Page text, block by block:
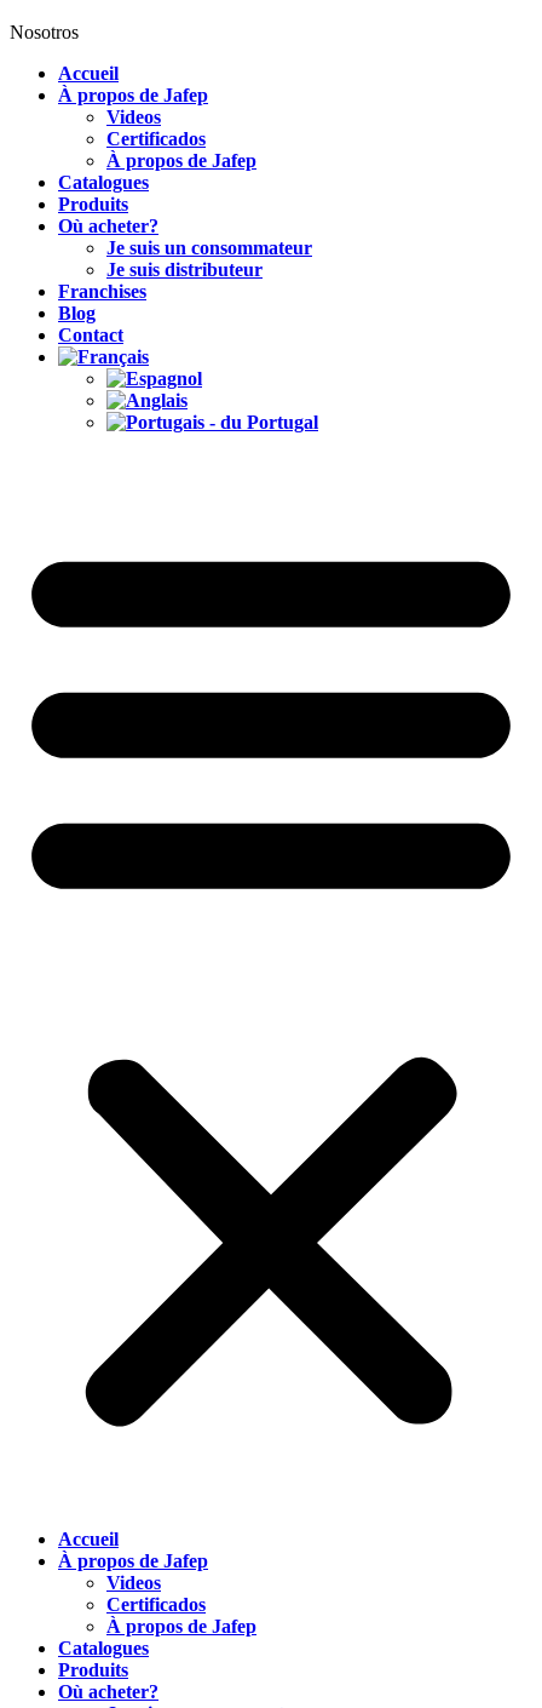
Nosotros
Accueil
À propos de Jafep
Videos
Certificados
À propos de Jafep
Catalogues
Produits
Où acheter?
Je suis un consommateur
Je suis distributeur
Franchises
Blog
Contact
Accueil
À propos de Jafep
Videos
Certificados
À propos de Jafep
Catalogues
Produits
Où acheter?